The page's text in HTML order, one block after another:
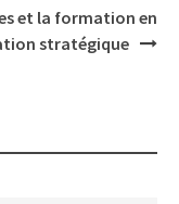
et la formation en
stratégique